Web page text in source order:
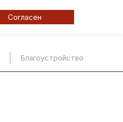
Согласен
Благоустройство